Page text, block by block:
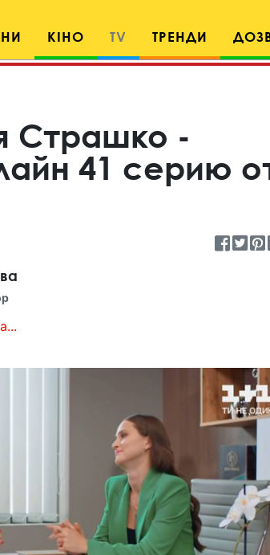
КІНО TV ТРЕНДИ
Страшко -
41 серию